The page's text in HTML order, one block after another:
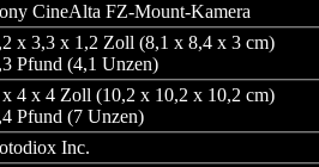
CineAlta FZ-Mount-Kamera
x 3,3 x 1,2 Zoll (8,1 x 8,4 x 3 cm)
Pfund (4,1 Unzen)
4 x 4 Zoll (10,2 x 10,2 x 10,2 cm)
Pfund (7 Unzen)
Inc.